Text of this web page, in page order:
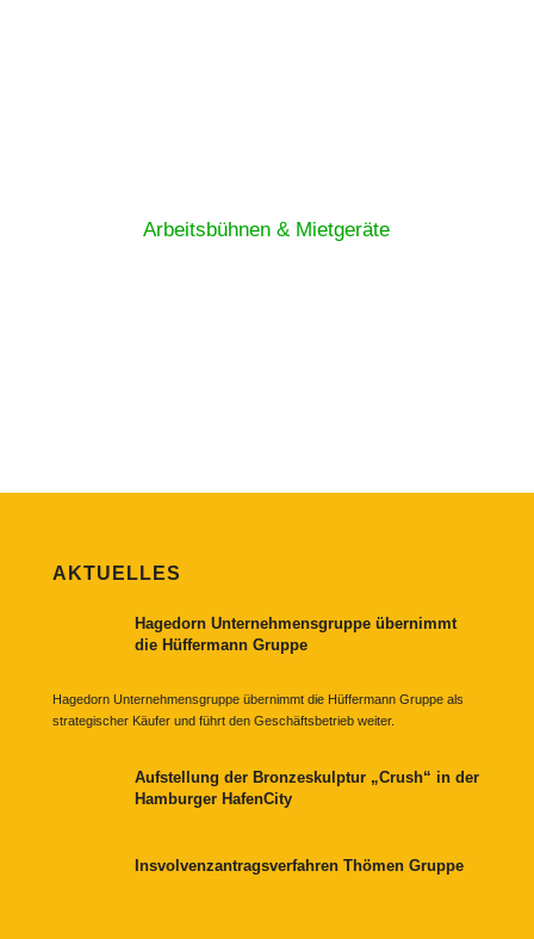
Arbeitsbühnen & Mietgeräte
AKTUELLES
Hagedorn Unternehmensgruppe übernimmt
die Hüffermann Gruppe
Hagedorn Unternehmensgruppe übernimmt die Hüffermann Gruppe als
strategischer Käufer und führt den Geschäftsbetrieb weiter.
Aufstellung der Bronzeskulptur „Crush“ in der
Hamburger HafenCity
Insvolvenzantragsverfahren Thömen Gruppe